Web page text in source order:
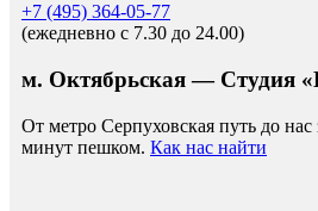
+7 (495) 364-05-77
(ежедневно c 7.30 до 24.00)
м. Октябрьская — Студия
От метро Серпуховская путь до
минут пешком. Как нас найти